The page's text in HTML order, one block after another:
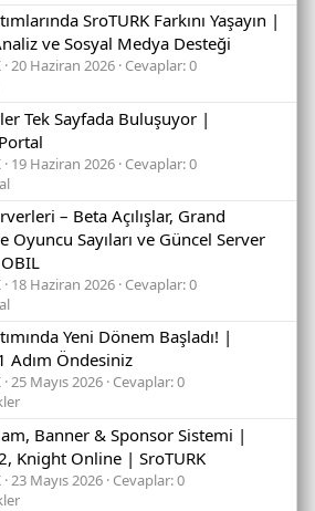
SroTURK Farkını Yaşayın |
ve Sosyal Medya Desteği
20 Haziran 2026 Cevaplar: 0
Tek Sayfada Buluşuyor |
19 Haziran 2026 Cevaplar: 0
– Beta Açılışlar, Grand
Oyuncu Sayıları ve Güncel Server
18 Haziran 2026 Cevaplar: 0
Yeni Dönem Başladı! |
Adım Öndesiniz
25 Mayıs 2026 Cevaplar: 0
Banner & Sponsor Sistemi |
Knight Online | SroTURK
23 Mayıs 2026 Cevaplar: 0